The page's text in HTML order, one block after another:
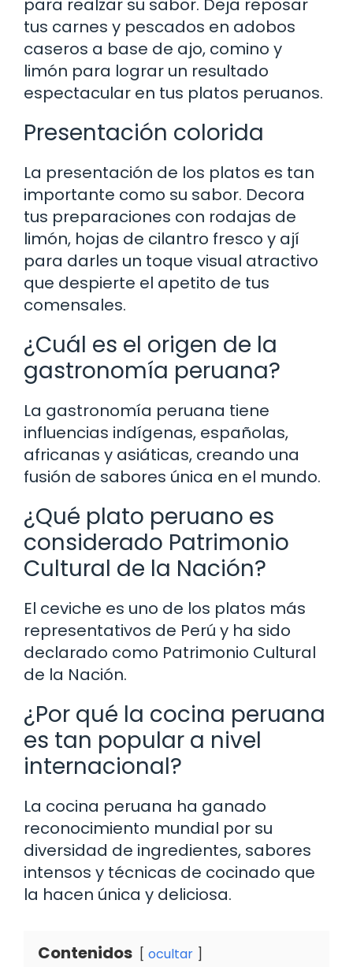
para realzar su sabor. Deja reposar
tus carnes y pescados en adobos
caseros a base de ajo, comino y
limón para lograr un resultado
espectacular en tus platos peruanos.
Presentación colorida
La presentación de los platos es tan
importante como su sabor. Decora
tus preparaciones con rodajas de
limón, hojas de cilantro fresco y ají
para darles un toque visual atractivo
que despierte el apetito de tus
comensales.
¿Cuál es el origen de la
gastronomía peruana?
La gastronomía peruana tiene
influencias indígenas, españolas,
africanas y asiáticas, creando una
fusión de sabores única en el mundo.
¿Qué plato peruano es
considerado Patrimonio
Cultural de la Nación?
El ceviche es uno de los platos más
representativos de Perú y ha sido
declarado como Patrimonio Cultural
de la Nación.
¿Por qué la cocina peruana
es tan popular a nivel
internacional?
La cocina peruana ha ganado
reconocimiento mundial por su
diversidad de ingredientes, sabores
intensos y técnicas de cocinado que
la hacen única y deliciosa.
Contenidos ocultar